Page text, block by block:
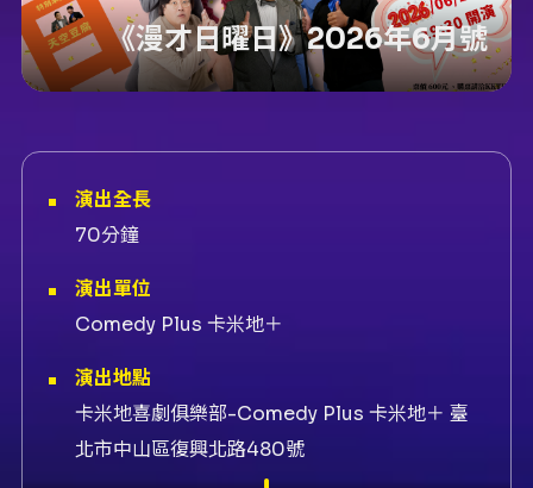
《漫才日曜日》2026年6月號
演出全長
70分鐘
演出單位
Comedy Plus 卡米地＋
演出地點
卡米地喜劇俱樂部-Comedy Plus 卡米地＋ 臺
北市中山區復興北路480號